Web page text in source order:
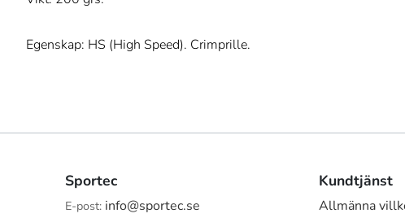
Egenskap: HS (High Speed). Crimprille.
Sportec
E-post: info@sportec.se
Kundtjänst
Allmänna